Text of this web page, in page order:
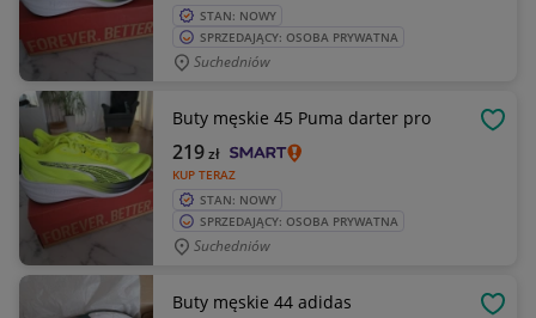
STAN: NOWY
SPRZEDAJĄCY: OSOBA PRYWATNA
Suchedniów
Buty męskie 45 Puma darter pro
KUP TERAZ
219zł
STAN: NOWY
SPRZEDAJĄCY: OSOBA PRYWATNA
Suchedniów
Buty męskie 44 adidas